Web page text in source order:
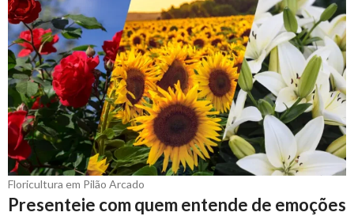
Floricultura em Pilão Arcado
Presenteie com quem entende de emoções